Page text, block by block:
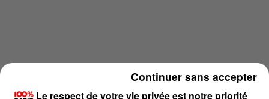
Le respect de votre vie privée est notre priorité
Continuer sans accepter